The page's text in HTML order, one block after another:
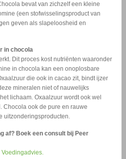
bevat van zichzelf een kleine
(een stofwisselingsproduct van
geven als slapeloosheid en
in chocola
Dit proces kost nutriënten waaronder
in chocola kan een onoplosbare
die ook in cacao zit, bindt ijzer
mineralen niet of nauwelijks
lichaam. Oxaalzuur wordt ook wel
Chocola ook de pure en rauwe
uitzonderingsproducten.
af? Boek een consult bij Peer
Voedingadvies.